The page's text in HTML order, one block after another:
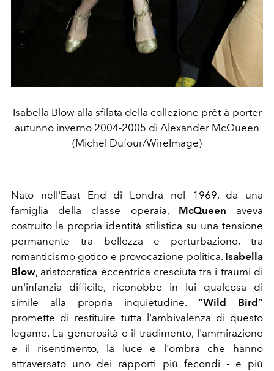
Isabella Blow alla sfilata della collezione prêt-à-porter
autunno inverno 2004-2005 di Alexander McQueen
(Michel Dufour/WireImage)
Nato nell'East End di Londra nel 1969, da una
famiglia della classe operaia, McQueen aveva
costruito la propria identità stilistica su una tensione
permanente tra bellezza e perturbazione, tra
romanticismo gotico e provocazione politica. Isabella
Blow, aristocratica eccentrica cresciuta tra i traumi di
un'infanzia difficile, riconobbe in lui qualcosa di
simile alla propria inquietudine. “Wild Bird”
promette di restituire tutta l'ambivalenza di questo
legame. La generosità e il tradimento, l'ammirazione
e il risentimento, la luce e l'ombra che hanno
attraversato uno dei rapporti più fecondi - e più